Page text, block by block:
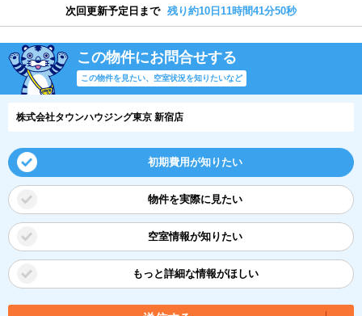
次回更新予定日まで 残り約10日11時間41分50秒
この物件にお問合せする
この物件を見たい、空室状況を知りたいなど
株式会社タウンハウジング東京 新宿店
初期費用が知りたい
物件を実際に見たい
空室情報が知りたい
もっと詳細な情報がほしい